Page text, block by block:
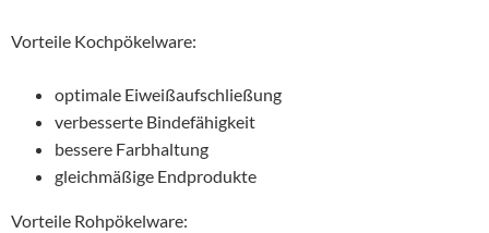
Vorteile Kochpökelware:
optimale Eiweißaufschließung
verbesserte Bindefähigkeit
bessere Farbhaltung
gleichmäßige Endprodukte
Vorteile Rohpökelware: